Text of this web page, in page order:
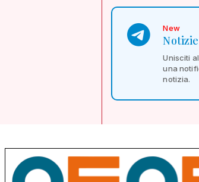
New
Unisciti
una
notizia.